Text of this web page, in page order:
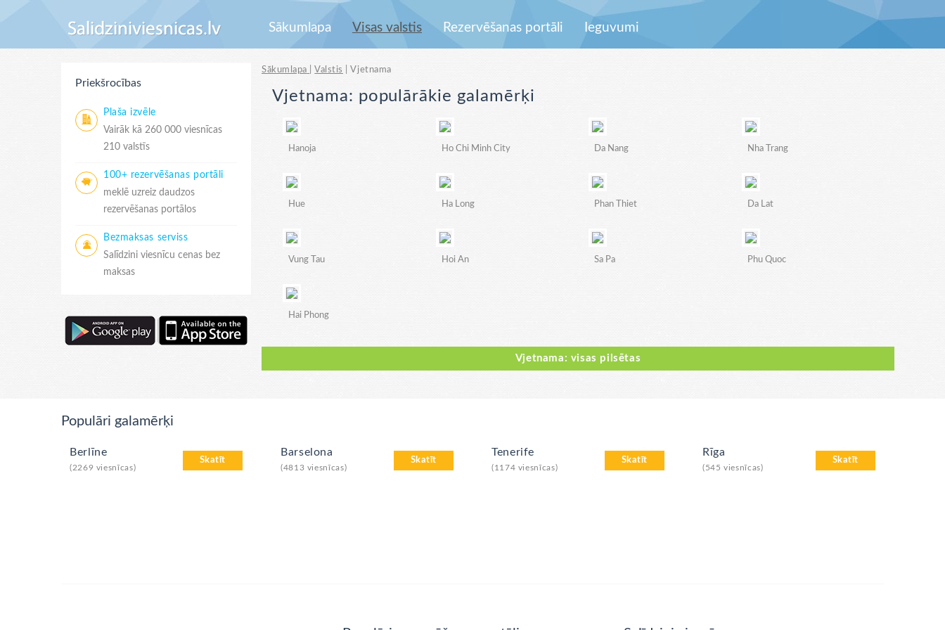
Sākumlapa Visas valstis Rezervēšanas portāli Ieguvumi
Priekšrocības
Plaša izvēle
Vairāk kā 260 000 viesnīcas
210 valstīs
100+ rezervēšanas portāli
meklē uzreiz daudzos
rezervēšanas portālos
Bezmaksas serviss
Salīdzini viesnīcu cenas bez
maksas
Sākumlapa |Valstis | Vjetnama
Vjetnama: populārākie galamērķi
Hanoja Ho Chi Minh City Da Nang Nha Trang
Hue Ha Long Phan Thiet Da Lat
Vung Tau Hoi An Sa Pa Phu Quoc
Hai Phong
Vjetnama: visas pilsētas
Populāri galamērķi
Skatīt
Berlīne
(2269 viesnīcas)
Skatīt
Barselona
(4813 viesnīcas)
Skatīt
Tenerife
(1174 viesnīcas)
Skatīt
Rīga
(545 viesnīcas)